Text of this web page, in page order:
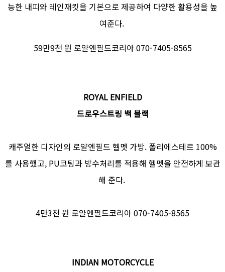
능한 내피와 레인재킷을 기본으로 제공하여 다양한 활용성을 높
여준다.
59만9천 원 로얄엔필드코리아 070-7405-8565
ROYAL ENFIELD
드로우스트링 백 블랙
캐주얼한 디자인의 로얄엔필드 헬멧 가방. 폴리에스테르 100%
를 사용했고, PU코팅과 방수처리를 적용해 헬멧을 안전하게 보관
해 준다.
4만3천 원 로얄엔필드코리아 070-7405-8565
INDIAN MOTORCYCLE